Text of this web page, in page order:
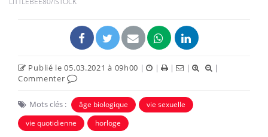
Publié le 05.03.2021 à 09h00 | | | |
|
Commenter
Mots clés : âge biologique
vie sexuelle
vie quotidienne
horloge